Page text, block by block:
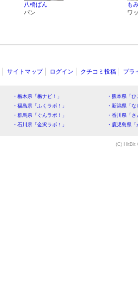
八橋ぱん
パン
も
ワ
サイトマップ ログイン クチコミ投稿 プラ
・栃木県「栃ナビ！」
・熊本県「
・福島県「ふくラボ！」
・新潟県「
・群馬県「ぐんラボ！」
・香川県「
・石川県「金沢ラボ！」
・鹿児島県
(C) HitBit